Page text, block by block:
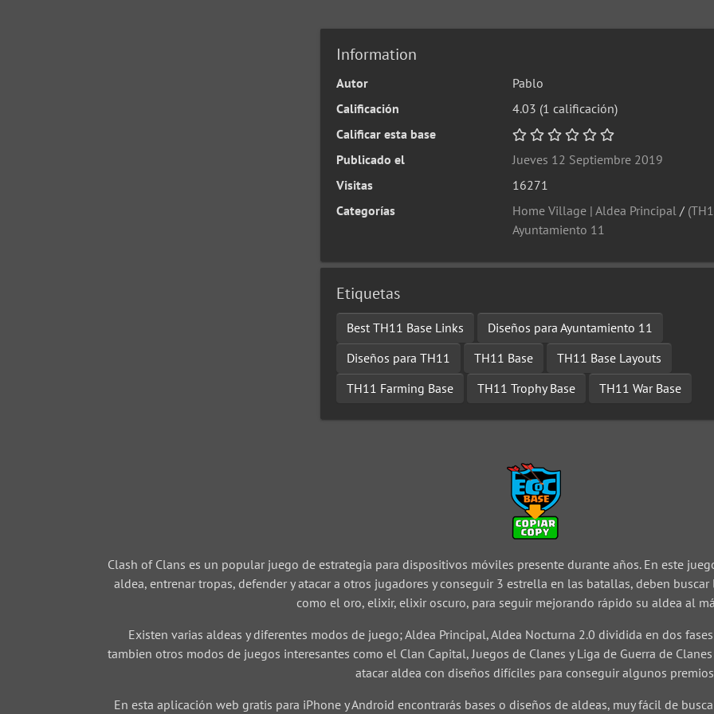
Information
Autor
Pablo
Calificación
4.03 (1 calificación)
Calificar esta base
Publicado el
Jueves 12 Septiembre 2019
Visitas
16271
Categorías
Home Village | Aldea Principal/
Ayuntamiento 11
Etiquetas
Best TH11 Base Links
Diseños para Ayuntamiento 11
Diseños para TH11
TH11 Base
TH11 Base Layouts
TH11 Farming Base
TH11 Trophy Base TH11 War Base
Clash of Clans es un popular juego de estrategia para dispositivos móviles presente durante años. En este
aldea, entrenar tropas, defender y atacar a otros jugadores y conseguir 3 estrella en las batallas, deben
como el oro, elixir, elixir oscuro, para seguir mejorando rápido su aldea al
Existen varias aldeas y diferentes modos de juego; Aldea Principal, Aldea Nocturna 2.0 dividida en dos
tambien otros modos de juegos interesantes como el Clan Capital, Juegos de Clanes y Liga de Guerra de
atacar aldea con diseños difíciles para conseguir algunos
En esta aplicación web gratis para iPhone y Android encontrarás bases o diseños de aldeas, muy fácil de